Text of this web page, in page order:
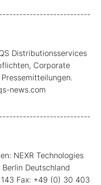
Distributionsservices
Corporate
news.com
NEXR Technologies
Deutschland
Fax: +49 (0) 30 403